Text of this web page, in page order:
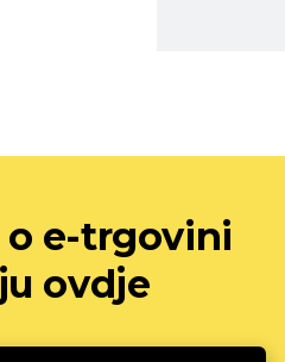
o e-trgovini
ovdje